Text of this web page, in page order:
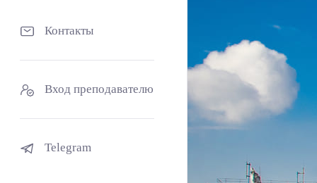
Контакты
Вход преподавателю
Telegram